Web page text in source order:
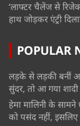
‘लाफ्टर चैलेंज से
हाथ जोड़कर एंट्री
POPULAR
लड़के से लड़की बनीं
सुंदर, तो आ गया शादी
हेमा मालिनी के सामने
को पसंद नहीं,